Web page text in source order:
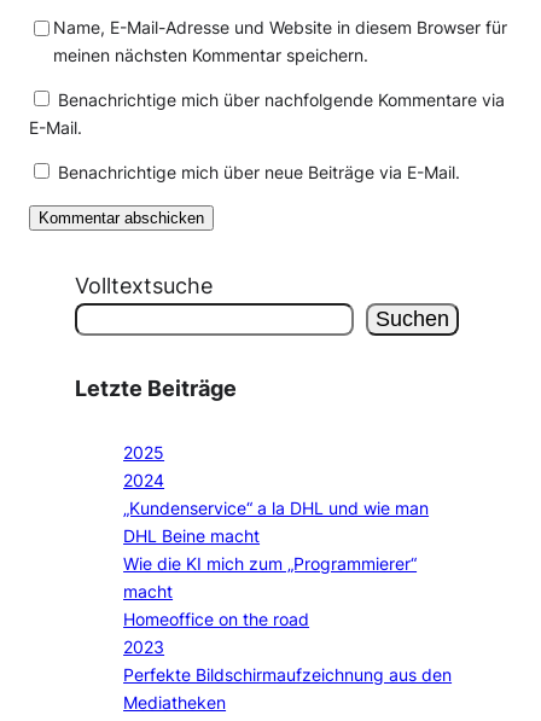
Name, E-Mail-Adresse und Website in diesem Browser für
meinen nächsten Kommentar speichern.
Benachrichtige mich über nachfolgende Kommentare via
E-Mail.
Benachrichtige mich über neue Beiträge via E-Mail.
Volltextsuche
Suchen
Letzte Beiträge
2025
2024
„Kundenservice“ a la DHL und wie man
DHL Beine macht
Wie die KI mich zum „Programmierer“
macht
Homeoffice on the road
2023
Perfekte Bildschirmaufzeichnung aus den
Mediatheken